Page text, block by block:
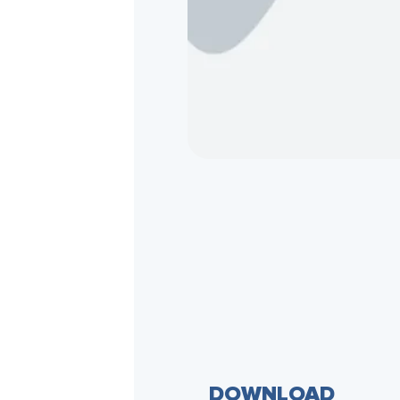
DOWNLOAD